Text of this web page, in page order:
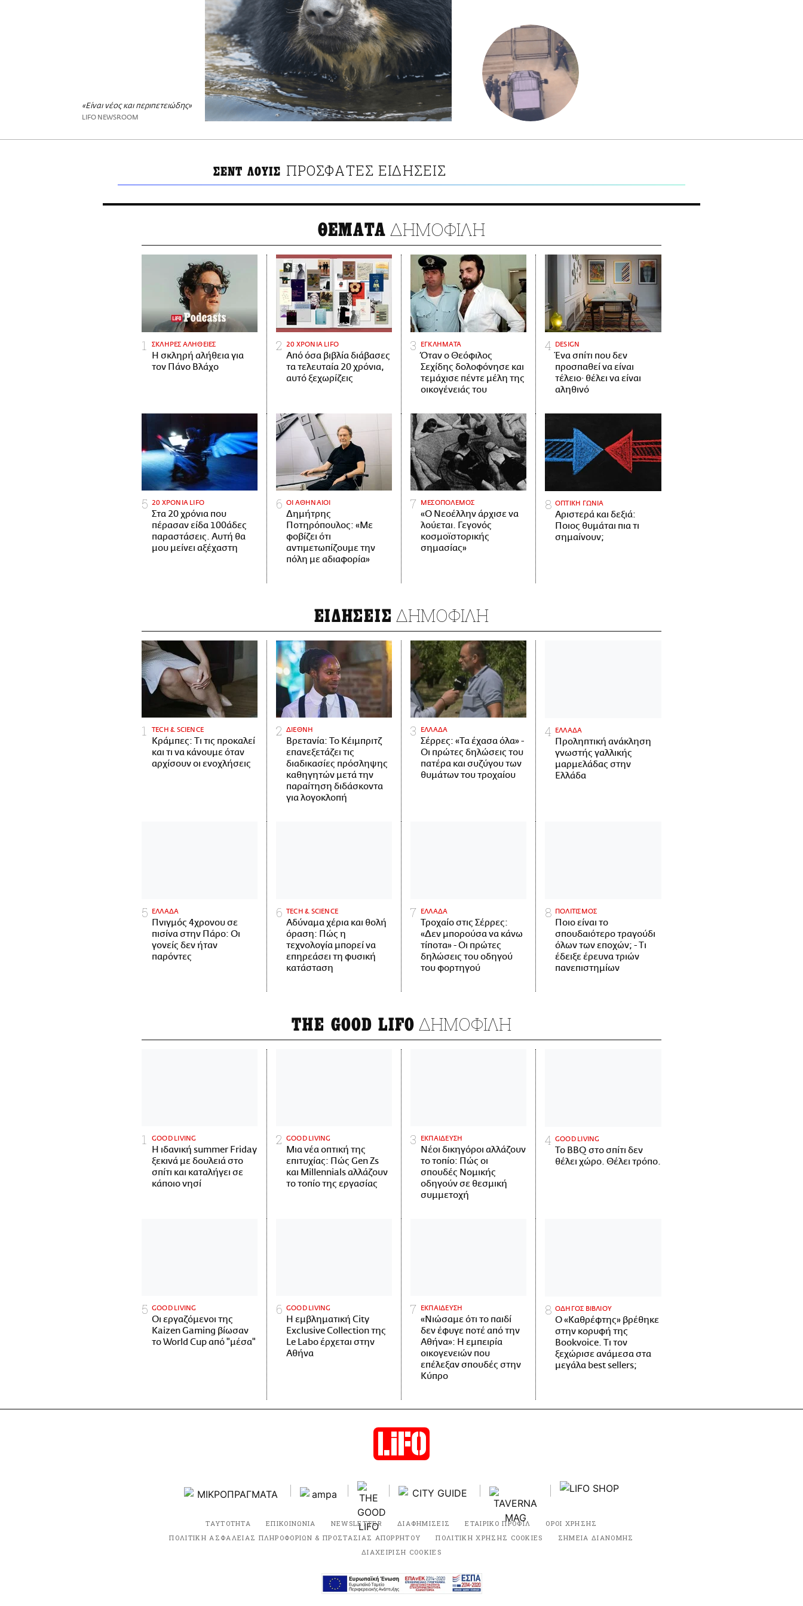
«Είναι νέος και περιπετειώδης»
LIFO NEWSROOM
ΣΕΝΤ ΛΟΥΙΣ ΠΡΟΣΦΑΤΕΣ ΕΙΔΗΣΕΙΣ
ΘΕΜΑΤΑ ΔΗΜΟΦΙΛΗ
ΣΚΛΗΡΕΣ ΑΛΗΘΕΙΕΣ
H σκληρή αλήθεια για
τον Πάνο Βλάχο
20 ΧΡΟΝΙΑ LIFO
Από όσα βιβλία διάβασες
τα τελευταία 20 χρόνια,
αυτό ξεχωρίζεις
ΕΓΚΛΗΜΑΤΑ
Όταν ο Θεόφιλος
Σεχίδης δολοφόνησε και
τεμάχισε πέντε μέλη της
οικογένειάς του
DESIGN
Ένα σπίτι που δεν
προσπαθεί να είναι
τέλειο· θέλει να είναι
αληθινό
20 ΧΡΟΝΙΑ LIFO
Στα 20 χρόνια που
πέρασαν είδα 100άδες
παραστάσεις. Αυτή θα
μου μείνει αξέχαστη
ΟΙ ΑΘΗΝΑΙΟΙ
Δημήτρης
Ποτηρόπουλος: «Με
φοβίζει ότι
αντιμετωπίζουμε την
πόλη με αδιαφορία»
ΜΕΣΟΠΟΛΕΜΟΣ
«Ο Νεοέλλην άρχισε να
λούεται. Γεγονός
κοσμοϊστορικής
σημασίας»
ΟΠΤΙΚΗ ΓΩΝΙΑ
Αριστερά και δεξιά:
Ποιος θυμάται πια τι
σημαίνουν;
ΕΙΔΗΣΕΙΣ ΔΗΜΟΦΙΛΗ
ΤECH & SCIENCE
Κράμπες: Τι τις προκαλεί
και τι να κάνουμε όταν
αρχίσουν οι ενοχλήσεις
ΔΙΕΘΝΗ
Βρετανία: Το Κέιμπριτζ
επανεξετάζει τις
διαδικασίες πρόσληψης
καθηγητών μετά την
παραίτηση διδάσκοντα
για λογοκλοπή
ΕΛΛΑΔΑ
Σέρρες: «Τα έχασα όλα» -
Οι πρώτες δηλώσεις του
πατέρα και συζύγου των
θυμάτων του τροχαίου
ΕΛΛΑΔΑ
Προληπτική ανάκληση
γνωστής γαλλικής
μαρμελάδας στην
Ελλάδα
ΕΛΛΑΔΑ
Πνιγμός 4χρονου σε
πισίνα στην Πάρο: Οι
γονείς δεν ήταν
παρόντες
ΤECH & SCIENCE
Αδύναμα χέρια και θολή
όραση: Πώς η
τεχνολογία μπορεί να
επηρεάσει τη φυσική
κατάσταση
ΕΛΛΑΔΑ
Τροχαίο στις Σέρρες:
«Δεν μπορούσα να κάνω
τίποτα» - Οι πρώτες
δηλώσεις του οδηγού
του φορτηγού
ΠΟΛΙΤΙΣΜΟΣ
Ποιο είναι το
σπουδαιότερο τραγούδι
όλων των εποχών; - Τι
έδειξε έρευνα τριών
πανεπιστημίων
THE GOOD LIFO ΔΗΜΟΦΙΛΗ
GOOD LIVING
Η ιδανική summer Friday
ξεκινά με δουλειά στο
σπίτι και καταλήγει σε
κάποιο νησί
GOOD LIVING
Μια νέα οπτική της
επιτυχίας: Πώς Gen Zs
και Millennials αλλάζουν
το τοπίο της εργασίας
ΕΚΠΑΙΔΕΥΣΗ
Νέοι δικηγόροι αλλάζουν
το τοπίο: Πώς οι
σπουδές Νομικής
οδηγούν σε θεσμική
συμμετοχή
GOOD LIVING
Το BBQ στο σπίτι δεν
θέλει χώρο. Θέλει τρόπο.
GOOD LIVING
Οι εργαζόμενοι της
Kaizen Gaming βίωσαν
το World Cup από "μέσα"
GOOD LIVING
Η εμβληματική City
Exclusive Collection της
Le Labo έρχεται στην
Αθήνα
ΕΚΠΑΙΔΕΥΣΗ
«Νιώσαμε ότι το παιδί
δεν έφυγε ποτέ από την
Αθήνα»: Η εμπειρία
οικογενειών που
επέλεξαν σπουδές στην
Κύπρο
ΟΔΗΓΟΣ ΒΙΒΛΙΟΥ
Ο «Καθρέφτης» βρέθηκε
στην κορυφή της
Bookvoice. Τι τον
ξεχώρισε ανάμεσα στα
μεγάλα best sellers;
ΤΑΥΤΟΤΗΤΑ ΕΠΙΚΟΙΝΩΝΙΑ NEWSLETTER ΔΙΑΦΗΜΙΣΕΙΣ ΕΤΑΙΡΙΚΟ ΠΡΟΦΙΛ
ΟΡΟΙ ΧΡΗΣΗΣ
ΠΟΛΙΤΙΚΗ ΑΣΦΑΛΕΙΑΣ ΠΛΗΡΟΦΟΡΙΩΝ & ΠΡΟΣΤΑΣΙΑΣ ΑΠΟΡΡΗΤΟΥ
ΠΟΛΙΤΙΚΗ ΧΡΗΣΗΣ COOKIES
ΣΗΜΕΙΑ ΔΙΑΝΟΜΗΣ
ΔΙΑΧΕΙΡΙΣΗ COOKIES